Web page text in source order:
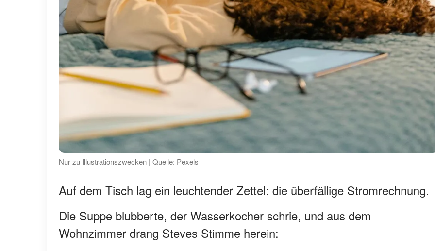
Nur zu Illustrationszwecken | Quelle: Pexels
Auf dem Tisch lag ein leuchtender Zettel: die überfällige Stromrechnung.
Die Suppe blubberte, der Wasserkocher schrie, und aus dem
Wohnzimmer drang Steves Stimme herein: